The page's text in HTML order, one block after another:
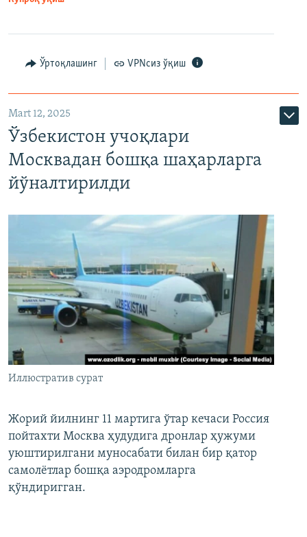
Ўртоқлашинг VPNсиз ўқиш
Mart 12, 2025
Ўзбекистон учоқлари
Москвадан бошқа шаҳарларга
йўналтирилди
Иллюстратив сурат
Жорий йилнинг 11 мартига ўтар кечаси Россия
пойтахти Москва ҳудудига дронлар ҳужуми
уюштирилгани муносабати билан бир қатор
самолётлар бошқа аэродромларга
қўндиригган.